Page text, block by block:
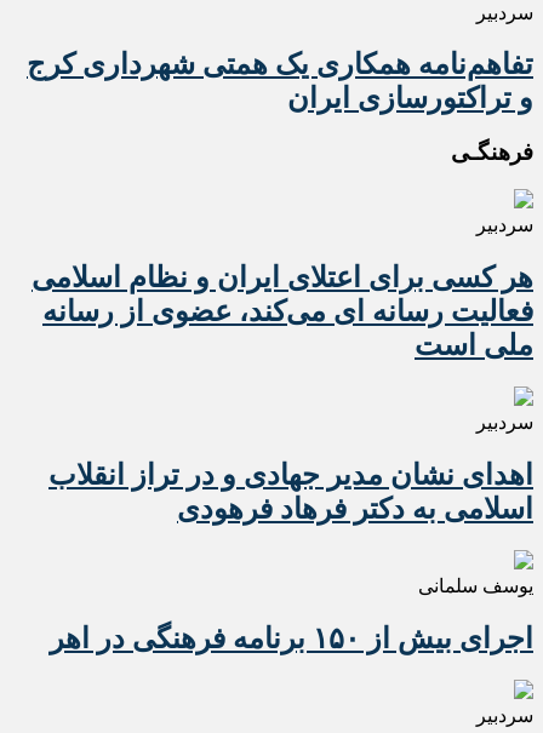
سردبیر
تفاهم‌نامه همکاری یک همتی شهرداری کرج
و تراکتورسازی ایران
فرهنگـی
سردبیر
هر کسی برای اعتلای ایران و نظام اسلامی
فعالیت رسانه ای می‌کند، عضوی از رسانه
ملی است
سردبیر
اهدای نشان مدیر جهادی و در تراز انقلاب
اسلامی به دکتر فرهاد فرهودی
یوسف سلمانی
اجرای بیش از ۱۵۰ برنامه فرهنگی در اهر
سردبیر